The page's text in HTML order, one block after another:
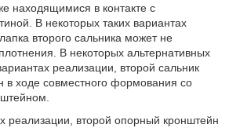
находящимися в контакте с
В некоторых таких вариантах
второго сальника может не
В некоторых альтернативных
реализации, второй сальник
в ходе совместного формования со
реализации, второй опорный кронштейн